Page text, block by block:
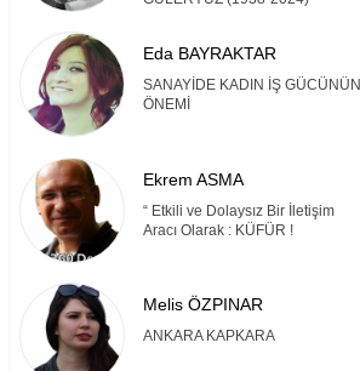
Eda BAYRAKTAR
SANAYİDE KADIN İŞ GÜCÜNÜN
ÖNEMİ
Ekrem ASMA
“ Etkili ve Dolaysız Bir İletişim
Aracı Olarak : KÜFÜR !
Melis ÖZPINAR
ANKARA KAPKARA